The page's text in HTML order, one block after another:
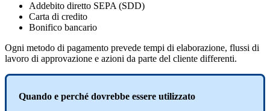
Addebito diretto SEPA (SDD)
Carta di credito
Bonifico bancario
Ogni metodo di pagamento prevede tempi di elaborazione, flussi di
lavoro di approvazione e azioni da parte del cliente differenti.
Quando e perché dovrebbe essere utilizzato